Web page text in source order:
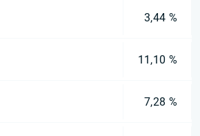
3,44 %
11,10 %
7,28 %